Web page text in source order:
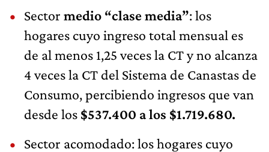
Sector medio “clase media”: los
hogares cuyo ingreso total mensual es
de al menos 1,25 veces la CT y no alcanza
4 veces la CT del Sistema de Canastas de
Consumo, percibiendo ingresos que van
desde los $537.400 a los $1.719.680.
Sector acomodado: los hogares cuyo